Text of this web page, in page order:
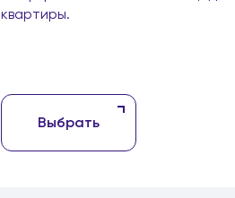
квартиры.
Выбрать